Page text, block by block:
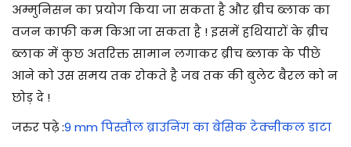
अम्मुनिसन का प्रयोग किया जा सकता है और ब्रीच ब्लाक का
वजन काफी कम किआ जा सकता है ! इसमें हथियारों के ब्रीच
ब्लाक में कुछ अतरिक्त सामान लगाकर ब्रीच ब्लाक के पीछे
आने को उस समय तक रोकते है जब तक की बुलेट बैरल को न
छोड़ दे !
जरुर पढ़े :9 mm पिस्तौल ब्राउनिंग का बेसिक टेक्नीकल डाटा